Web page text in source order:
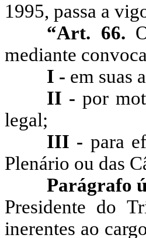
1995, passa a
“Art. 66.
mediante
I - em suas
II - por
legal;
III - para
Plenário ou das
Parágrafo
Presidente do
inerentes ao